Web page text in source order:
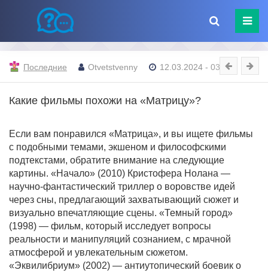
Последние Otvetstvenny 12.03.2024 - 03:42
Какие фильмы похожи на «Матрицу»?
Если вам понравился «Матрица», и вы ищете фильмы
с подобными темами, экшеном и философскими
подтекстами, обратите внимание на следующие
картины. «Начало» (2010) Кристофера Нолана —
научно-фантастический триллер о воровстве идей
через сны, предлагающий захватывающий сюжет и
визуально впечатляющие сцены. «Темный город»
(1998) — фильм, который исследует вопросы
реальности и манипуляций сознанием, с мрачной
атмосферой и увлекательным сюжетом.
«Эквилибриум» (2002) — антиутопический боевик о